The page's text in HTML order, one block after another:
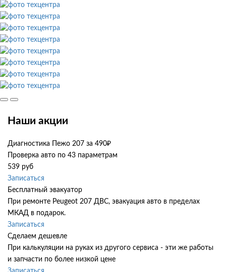
Наши акции
Диагностика Пежо 207 за 490₽
Проверка авто по 43 параметрам
539 руб
Записаться
Бесплатный эвакуатор
При ремонте Peugeot 207 ДВС, эвакуация авто в пределах
МКАД в подарок.
Записаться
Сделаем дешевле
При калькуляции на руках из другого сервиса - эти же работы
и запчасти по более низкой цене